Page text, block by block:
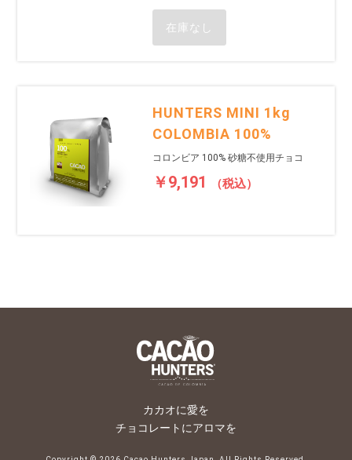
在庫なし
HUNTERS MINI 1kg
COLOMBIA 100%
コロンビア 100% 砂糖不使用チョコ
￥9,191 （税込）
カカオに愛を
チョコレートにアロマを